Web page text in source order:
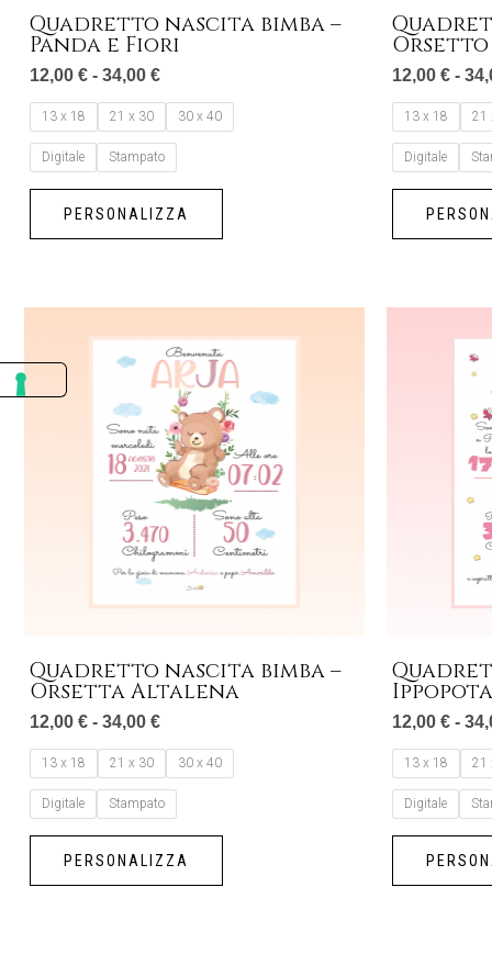
Quadretto nascita bimba –
Panda e Fiori
12,00 € - 34,00 €
13 x 18 21 x 30 30 x 40
Digitale Stampato
PERSONALIZZA
del
12,00 € -
13 x 18 21
Digitale
Quadretto nascita bimba –
Orsetta Altalena
12,00 € - 34,00 €
prezzo:
da
12,00 €
34,00 €
13 x 18 21 x 30 30 x 40
Digitale Stampato
PERSONALIZZA
prodotto
ha
più
varianti.
Le
opzioni
possono
essere
del
12,00 € -
13 x 18 21
Digitale